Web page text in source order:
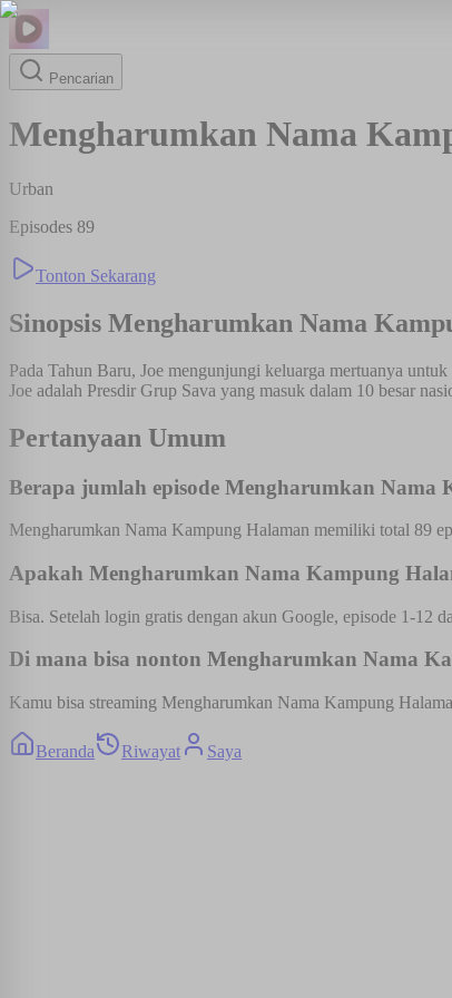
Pencarian
Mengharumkan Nama
Urban
Episodes 89
Tonton Sekarang
Sinopsis Mengharumkan Nama
Pada Tahun Baru, Joe mengunjungi keluarga mertuanya
Joe adalah Presdir Grup Sava yang masuk dalam 10 besar
Pertanyaan Umum
Berapa jumlah episode Mengharumkan Nama
Mengharumkan Nama Kampung Halaman memiliki total 89
Apakah Mengharumkan Nama Kampung
Bisa. Setelah login gratis dengan akun Google, episode 1-12
Di mana bisa nonton Mengharumkan Nama
Kamu bisa streaming Mengharumkan Nama Kampung
Beranda Riwayat Saya